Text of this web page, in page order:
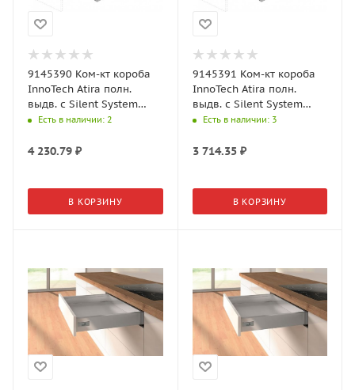
9145390 Ком-кт короба
InnoTech Atira полн.
выдв. с Silent System
NL520, H144, прикруч.
Есть в наличии: 2
4 230.79 ₽
В КОРЗИНУ
9145391 Ком-кт короба
InnoTech Atira полн.
выдв. с Silent System
NL260, H144, прикруч.
Есть в наличии: 3
3 714.35₽
В КОРЗИНУ